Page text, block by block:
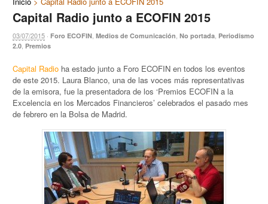
Capital Radio junto a ECOFIN 2015
03/07/2015 · Foro ECOFIN,Medios de Comunicación,No portada, Periodismo
2.0, Premios
Capital Radio ha estado junto a Foro ECOFIN en todos los eventos
de este 2015. Laura Blanco, una de las voces más representativas
de la emisora, fue la presentadora de los ‘Premios ECOFIN a la
Excelencia en los Mercados Financieros’ celebrados el pasado mes
de febrero en la Bolsa de Madrid.